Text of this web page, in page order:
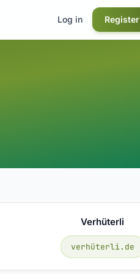
Log in Register
Verhüterli
verhüterli.de